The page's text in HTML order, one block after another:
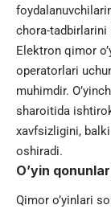
chora-tadbirlarini
Elektron qimor
operatorlari
muhimdir.
sharoitida
xavfsizligini,
oshiradi.
O’yin
Qimor o’yinlari